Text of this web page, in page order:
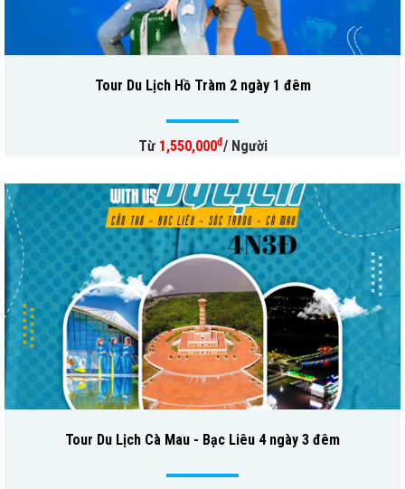
Tour Du Lịch Hồ Tràm 2 ngày 1 đêm
Từ 1,550,000đ/ Người
Tour Du Lịch Cà Mau - Bạc Liêu 4 ngày 3 đêm